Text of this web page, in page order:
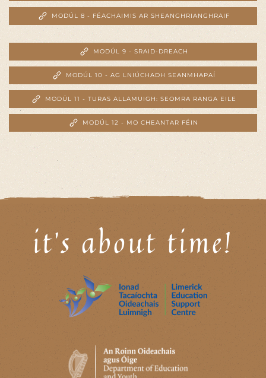
MODÚL 8 - FÉACHAIMIS AR SHEANGHRIANGHRAIF
MODÚL 9 - SRAID-DREACH
MODÚL 10 - AG LNIÚCHADH SEANMHAPAÍ
MODÚL 11 - TURAS ALLAMUIGH: SEOMRA RANGA EILE
MODÚL 12 - MO CHEANTAR FÉIN
it's about time!